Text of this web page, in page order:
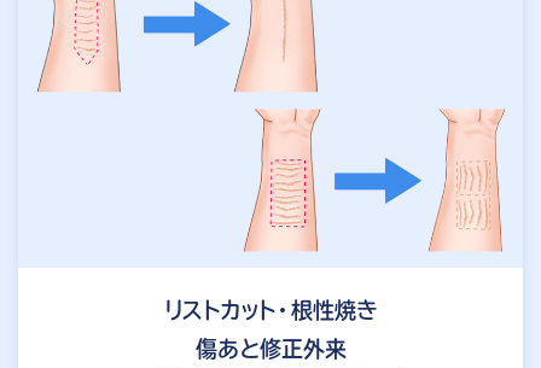
リストカット・根性焼き
傷あと修正外来